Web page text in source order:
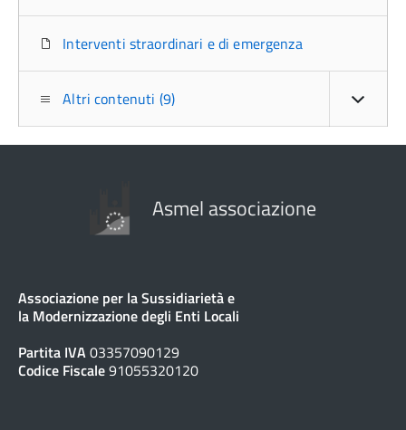
Interventi straordinari e di emergenza
Altri contenuti (9)
Asmel associazione
Associazione per la Sussidiarietà e
la Modernizzazione degli Enti Locali
Partita IVA03357090129
Codice Fiscale91055320120